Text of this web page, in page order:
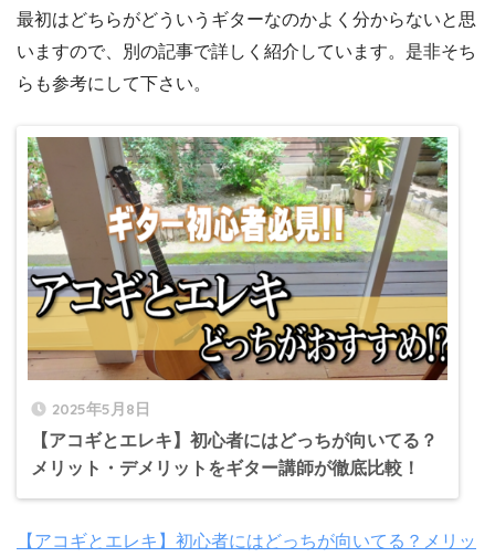
最初はどちらがどういうギターなのかよく分からないと思
いますので、別の記事で詳しく紹介しています。是非そち
らも参考にして下さい。
2025年5月8日
【アコギとエレキ】初心者にはどっちが向いてる？
メリット・デメリットをギター講師が徹底比較！
【アコギとエレキ】初心者にはどっちが向いてる？メリッ